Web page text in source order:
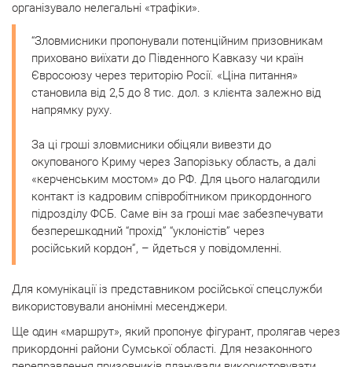
організувало нелегальні «трафіки».
“Зловмисники пропонували потенційним призовникам
приховано виїхати до Південного Кавказу чи країн
Євросоюзу через територію Росії. «Ціна питання»
становила від 2,5 до 8 тис. дол. з клієнта залежно від
напрямку руху.
За ці гроші зловмисники обіцяли вивезти до
окупованого Криму через Запорізьку область, а далі
«керченським мостом» до РФ. Для цього налагодили
контакт із кадровим співробітником прикордонного
підрозділу ФСБ. Саме він за гроші має забезпечувати
безперешкодний “прохід” “уклоністів” через
російський кордон”, – йдеться у повідомленні.
Для комунікації із представником російської спецслужби
використовували анонімні месенджери.
Ще один «маршрут», який пропонує фігурант, пролягав через
прикордонні райони Сумської області. Для незаконного